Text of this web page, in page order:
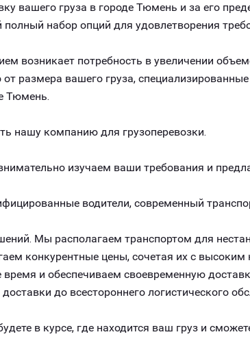
вашего груза в городе Тюмень и за его
полный набор опций для удовлетворения
возникает потребность в увеличении
от размера вашего груза,
Тюмень.
нашу компанию для грузоперевозки.
изучаем ваши требования и
водители, современный
Мы располагаем транспортом для
конкурентные цены, сочетая их с высоким
и обеспечиваем своевременную
до всестороннего логистического
в курсе, где находится ваш груз и